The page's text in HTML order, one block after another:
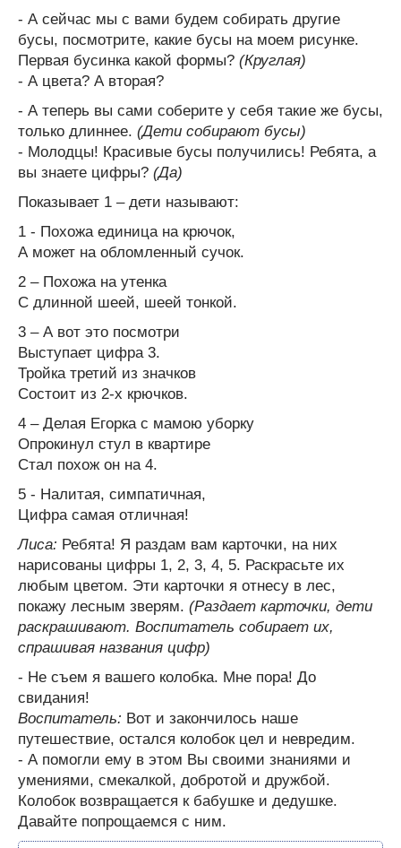
- А сейчас мы с вами будем собирать другие
бусы, посмотрите, какие бусы на моем рисунке.
Первая бусинка какой формы? (Круглая)
- А цвета? А вторая?
- А теперь вы сами соберите у себя такие же бусы,
только длиннее. (Дети собирают бусы)
- Молодцы! Красивые бусы получились! Ребята, а
вы знаете цифры? (Да)
Показывает 1 – дети называют:
1 - Похожа единица на крючок,
А может на обломленный сучок.
2 – Похожа на утенка
С длинной шеей, шеей тонкой.
3 – А вот это посмотри
Выступает цифра 3.
Тройка третий из значков
Состоит из 2-х крючков.
4 – Делая Егорка с мамою уборку
Опрокинул стул в квартире
Стал похож он на 4.
5 - Налитая, симпатичная,
Цифра самая отличная!
Лиса: Ребята! Я раздам вам карточки, на них
нарисованы цифры 1, 2, 3, 4, 5. Раскрасьте их
любым цветом. Эти карточки я отнесу в лес,
покажу лесным зверям. (Раздает карточки, дети
раскрашивают. Воспитатель собирает их,
спрашивая названия цифр)
- Не съем я вашего колобка. Мне пора! До
свидания!
Воспитатель: Вот и закончилось наше
путешествие, остался колобок цел и невредим.
- А помогли ему в этом Вы своими знаниями и
умениями, смекалкой, добротой и дружбой.
Колобок возвращается к бабушке и дедушке.
Давайте попрощаемся с ним.